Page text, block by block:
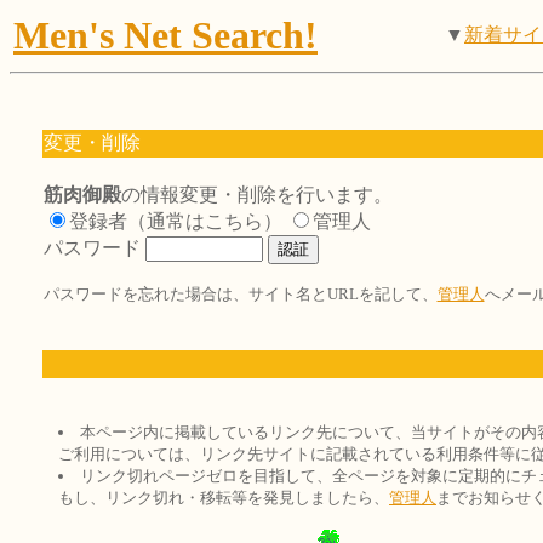
Men's Net Search! ▼ 新着サ
変更・削除
筋肉御殿の情報変更・削除を行います。
登録者（通常はこちら）
管理人
パスワード
パスワードを忘れた場合は、サイト名とURLを記して、 管理人へメー
本ページ内に掲載しているリンク先について、当サイトがその
ご利用については、リンク先サイトに記載されている利用条件等に
リンク切れページゼロを目指して、全ページを対象に定期的に
もし、リンク切れ・移転等を発見しましたら、 管理人 までお知らせ